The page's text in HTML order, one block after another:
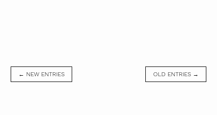
← NEW ENTRIES OLD ENTRIES →